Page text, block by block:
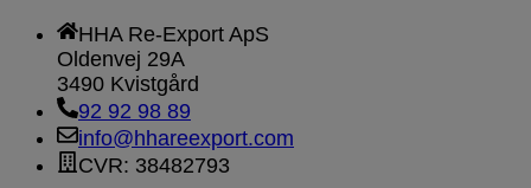
HHA Re-Export ApS
Oldenvej 29A
3490 Kvistgård
92 92 98 89
info@hhareexport.com
CVR: 38482793